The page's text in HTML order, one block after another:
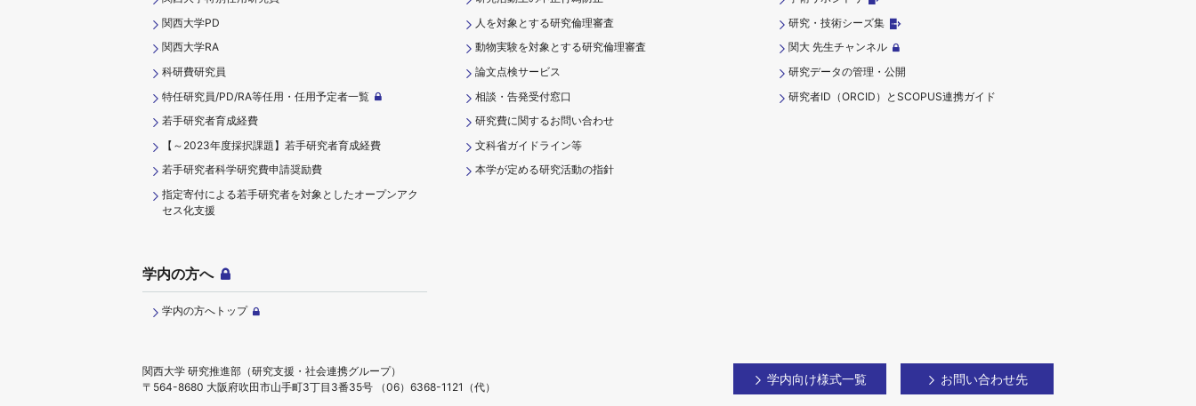
関西大学PD
関西大学RA
科研費研究員
特任研究員/PD/RA等任用・任用予定者一覧
若手研究者育成経費
【～2023年度採択課題】若手研究者育成経費
若手研究者科学研究費申請奨励費
指定寄付による若手研究者を対象としたオープンアク
セス化支援
人を対象とする研究倫理審査
動物実験を対象とする研究倫理審査
論文点検サービス
相談・告発受付窓口
研究費に関するお問い合わせ
文科省ガイドライン等
本学が定める研究活動の指針
研究・技術シーズ集
関大 先生チャンネル
研究データの管理・公開
研究者ID（ORCID）とSCOPUS連携ガイド
学内の方へ
学内の方へトップ
学内向け様式一覧 お問い合わせ先
関西大学 研究推進部（研究支援・社会連携グループ）
〒564-8680 大阪府吹田市山手町3丁目3番35号 （06）6368-1121（代）